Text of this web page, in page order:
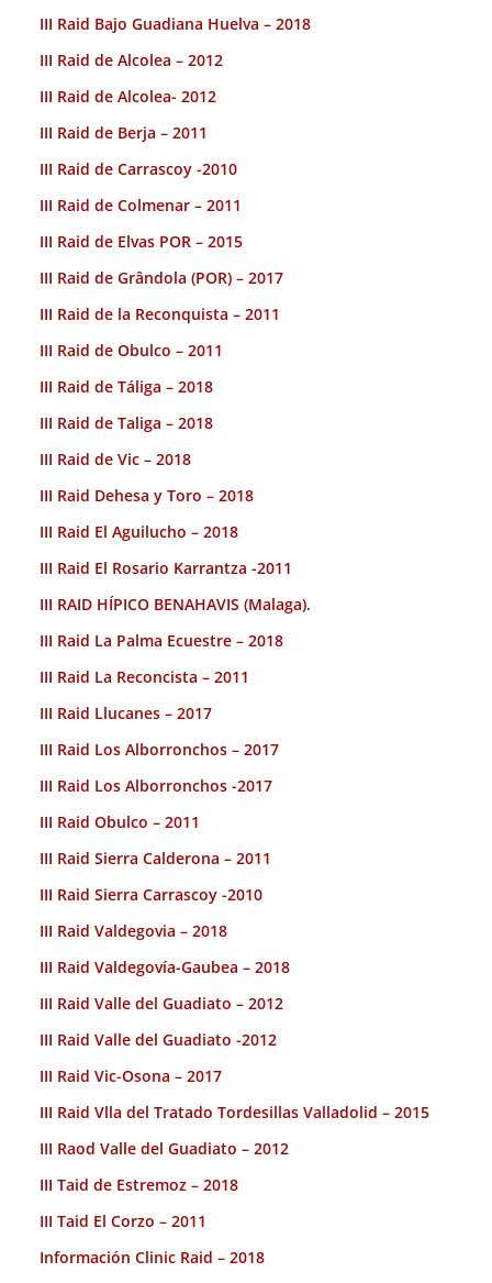
III Raid Bajo Guadiana Huelva – 2018
III Raid de Alcolea – 2012
III Raid de Alcolea- 2012
III Raid de Berja – 2011
III Raid de Carrascoy -2010
III Raid de Colmenar – 2011
III Raid de Elvas POR – 2015
III Raid de Grândola (POR) – 2017
III Raid de la Reconquista – 2011
III Raid de Obulco – 2011
III Raid de Táliga – 2018
III Raid de Taliga – 2018
III Raid de Vic – 2018
III Raid Dehesa y Toro – 2018
III Raid El Aguilucho – 2018
III Raid El Rosario Karrantza -2011
III RAID HÍPICO BENAHAVIS (Malaga).
III Raid La Palma Ecuestre – 2018
III Raid La Reconcista – 2011
III Raid Llucanes – 2017
III Raid Los Alborronchos – 2017
III Raid Los Alborronchos -2017
III Raid Obulco – 2011
III Raid Sierra Calderona – 2011
III Raid Sierra Carrascoy -2010
III Raid Valdegovia – 2018
III Raid Valdegovía-Gaubea – 2018
III Raid Valle del Guadiato – 2012
III Raid Valle del Guadiato -2012
III Raid Vic-Osona – 2017
III Raid Vlla del Tratado Tordesillas Valladolid – 2015
III Raod Valle del Guadiato – 2012
III Taid de Estremoz – 2018
III Taid El Corzo – 2011
Información Clinic Raid – 2018